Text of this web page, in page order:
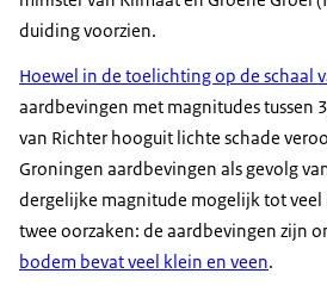
duiding voorzien.
Hoewel in de toelichting op de schaal
aardbevingen met magnitudes tussen
van Richter hooguit lichte schade
Groningen aardbevingen als gevolg
dergelijke magnitude mogelijk tot veel
twee oorzaken: de aardbevingen zijn
bodem bevat veel klein en veen.